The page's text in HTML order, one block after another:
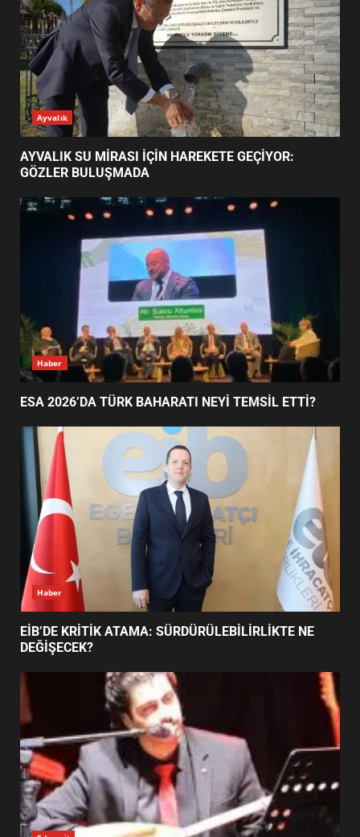
1
AYVALIK SU MİRASI İÇİN
HAREKETE GEÇİYOR: GÖZLER
BULUŞMADA
2
ESA 2026’DA TÜRK BAHARATI
NEYİ TEMSİL ETTİ?
EİB’DE KRİTİK ATAMA:
SÜRDÜRÜLEBİLİRLİKTE NE
DEĞİŞECEK?
4
EDREMİT’İN GURURU TÜRKİYE
FİNALİNDE NE BAŞARDI?
5
UZATILDI: NE DEĞİŞTİ?
6
BURHANİYE SATRANÇ
TURNUVASI KAYITLARI NEYİ
DEĞİŞTİRİYOR?
BURHANİYE BELEDİYESPOR’DA
YENİ YÖNETİM NASIL
Ayvalık
AYVALIK SU MİRASI İÇİN HAREKETE GEÇİYOR:
GÖZLER BULUŞMADA
Haber
ESA 2026’DA TÜRK BAHARATI NEYİ TEMSİL ETTİ?
Haber
EİB’DE KRİTİK ATAMA: SÜRDÜRÜLEBİLİRLİKTE NE
DEĞİŞECEK?